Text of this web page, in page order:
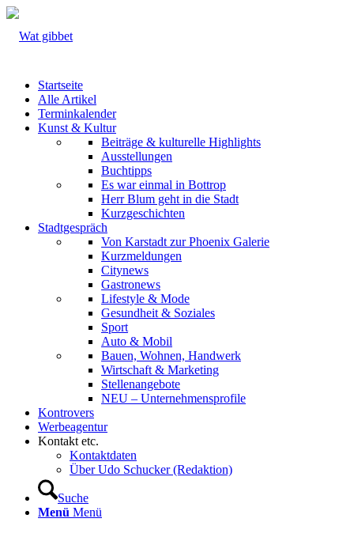
Startseite
Alle Artikel
Terminkalender
Kunst & Kultur
Beiträge & kulturelle Highlights
Ausstellungen
Buchtipps
Es war einmal in Bottrop
Herr Blum geht in die Stadt
Kurzgeschichten
Stadtgespräch
Von Karstadt zur Phoenix Galerie
Kurzmeldungen
Citynews
Gastronews
Lifestyle & Mode
Gesundheit & Soziales
Sport
Auto & Mobil
Bauen, Wohnen, Handwerk
Wirtschaft & Marketing
Stellenangebote
NEU – Unternehmens­profile
Kontrovers
Werbeagentur
Kontakt etc.
Kontaktdaten
Über Udo Schucker (Redaktion)
Suche
Menü Menü